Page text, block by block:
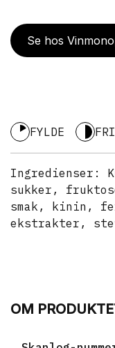
Se hos
FYLDE
Ingredienser:
sukker,
smak, kinin,
ekstrakter,
OM